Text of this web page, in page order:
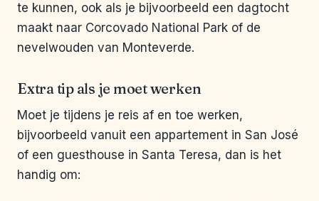
te kunnen, ook als je bijvoorbeeld een dagtocht
maakt naar Corcovado National Park of de
nevelwouden van Monteverde.
Extra tip als je moet werken
Moet je tijdens je reis af en toe werken,
bijvoorbeeld vanuit een appartement in San José
of een guesthouse in Santa Teresa, dan is het
handig om: